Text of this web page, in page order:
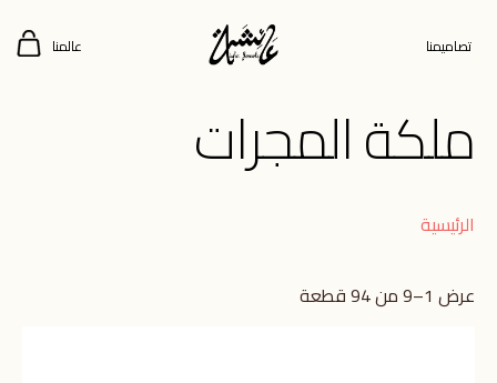
تصاميمنا عالمنا
ملكة المجرات
الرئيسية
عرض 1–9 من 94 قطعة